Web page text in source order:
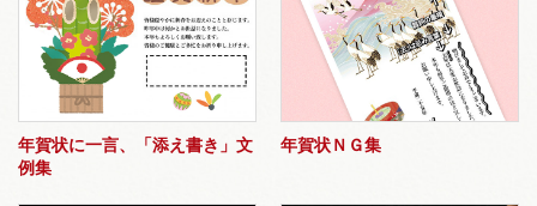
年賀状に一言、「添え書き」文
例集
年賀状ＮＧ集